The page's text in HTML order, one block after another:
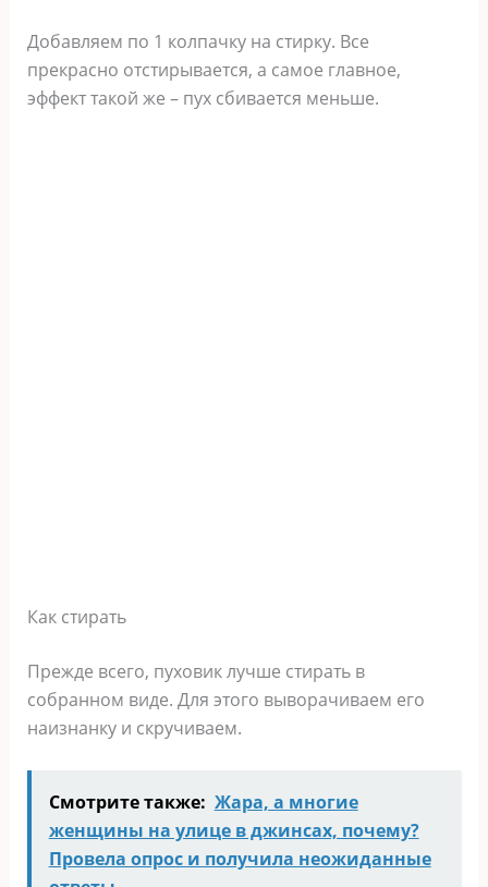
Добавляем по 1 колпачку на стирку. Все
прекрасно отстирывается, а самое главное,
эффект такой же – пух сбивается меньше.
Как стирать
Прежде всего, пуховик лучше стирать в
собранном виде. Для этого выворачиваем его
наизнанку и скручиваем.
Смотрите также: Жара, а многие
женщины на улице в джинсах, почему?
Провела опрос и получила неожиданные